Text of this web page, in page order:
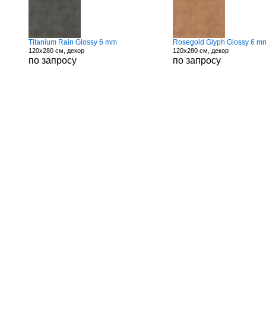
Titanium Rain Glossy 6 mm
120x280 см, декор
по запросу
Rosegold Glyph Glossy 6
120x280 см, декор
по запросу